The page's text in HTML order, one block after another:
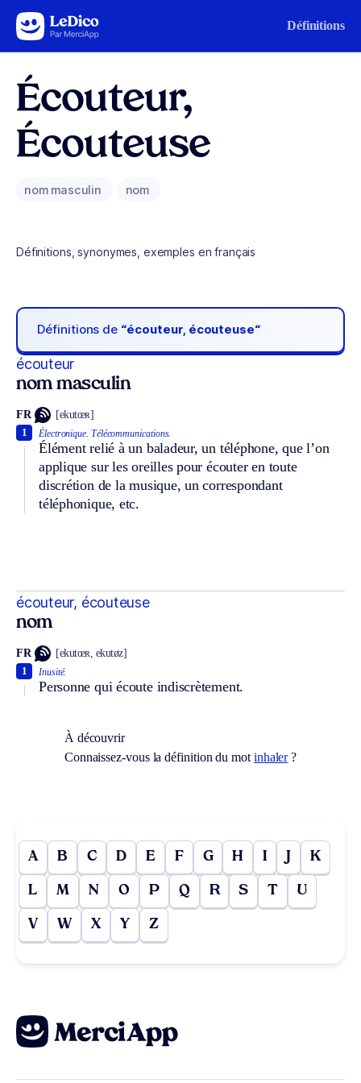
Aller au contenu Définitions
Écouteur,
Écouteuse
nom masculin nom
Définitions, synonymes, exemples en français
Définitions de “écouteur, écouteuse“
écouteur
nom masculin
FR [ekutœʀ]
Électronique. Télécommunications.
Élément relié à un baladeur, un téléphone, que l’on
applique sur les oreilles pour écouter en toute
discrétion de la musique, un correspondant
téléphonique, etc.
1
écouteur, écouteuse
nom
FR [ekutœʀ, ekutøz]
Inusité.
Personne qui écoute indiscrètement.
1
À découvrir
Connaissez-vous la définition du mot inhaler?
A B C D E F G H I J K
L M N O P Q R S T U
V W X Y Z